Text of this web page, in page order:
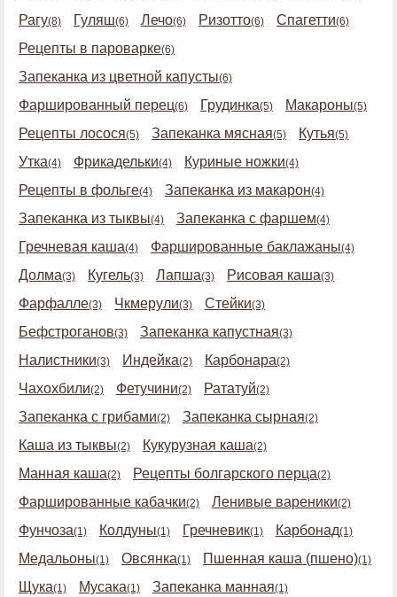
Рагу(8) Гуляш(6) Лечо(6) Ризотто(6) Спагетти(6)
Рецепты в пароварке(6)
Запеканка из цветной капусты(6)
Фаршированный перец(6) Грудинка(5) Макароны(5)
Рецепты лосося(5) Запеканка мясная(5) Кутья(5)
Утка(4) Фрикадельки(4) Куриные ножки(4)
Рецепты в фольге(4) Запеканка из макарон(4)
Запеканка из тыквы(4) Запеканка с фаршем(4)
Гречневая каша(4) Фаршированные баклажаны(4)
Долма(3) Кугель(3) Лапша(3) Рисовая каша(3)
Фарфалле(3) Чкмерули(3) Стейки(3)
Бефстроганов(3) Запеканка капустная(3)
Налистники(3) Индейка(2) Карбонара(2)
Чахохбили(2) Фетучини(2) Рататуй(2)
Запеканка с грибами(2) Запеканка сырная(2)
Каша из тыквы(2) Кукурузная каша(2)
Манная каша(2) Рецепты болгарского перца(2)
Фаршированные кабачки(2) Ленивые вареники(2)
Фунчоза(1) Колдуны(1) Гречневик(1) Карбонад(1)
Медальоны(1) Овсянка(1) Пшенная каша (пшено)(1)
Щука(1) Мусака(1) Запеканка манная(1)